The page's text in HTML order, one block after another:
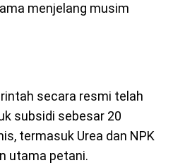
menjelang musim
secara resmi telah
subsidi sebesar 20
termasuk Urea dan NPK
utama petani.